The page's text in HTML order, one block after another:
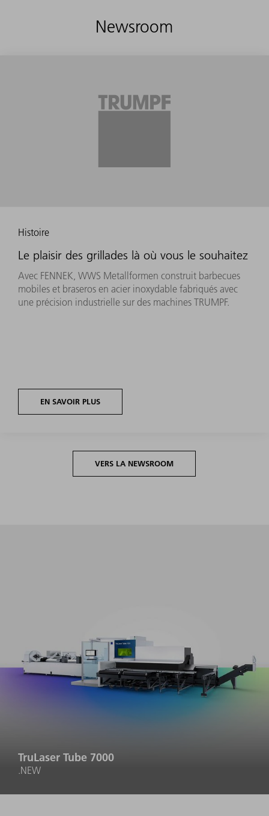
Newsroom
Histoire
Le plaisir des grillades là où vous le souhaitez
Avec FENNEK, WWS Metallformen construit barbecues
mobiles et braseros en acier inoxydable fabriqués avec
une précision industrielle sur des machines TRUMPF.
EN SAVOIR PLUS
VERS LA NEWSROOM
TruLaser Tube 7000
.NEW